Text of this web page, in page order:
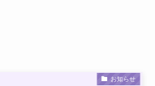
お知らせ